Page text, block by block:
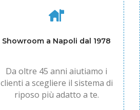
Showroom a Napoli dal 1978
Da oltre 45 anni aiutiamo i
clienti a scegliere il sistema di
riposo più adatto a te.